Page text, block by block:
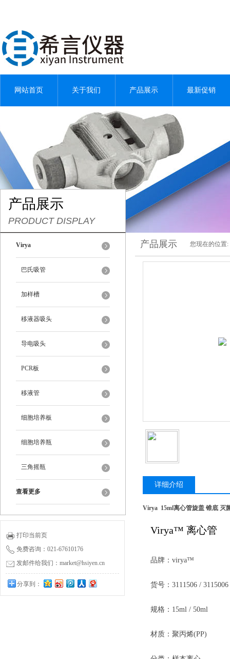
网站首页 关于我们 产品展示 最新促销
产品展示
PRODUCT DISPLAY
Virya
巴氏吸管
加样槽
移液器吸头
导电吸头
PCR板
移液管
细胞培养板
细胞培养瓶
三角摇瓶
查看更多
打印当前页
免费咨询：021-67610176
发邮件给我们：market@hsiyen.cn
分享到：
0
产品展示 您现在的位置:
详细介绍
Virya 15ml离心管旋盖 锥底 灭
Virya™ 离心管
品牌：virya™
货号：3111506 / 3115006
规格：15ml / 50ml
材质：聚丙烯(PP)